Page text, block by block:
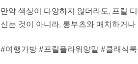
만약 색상이 다양하지 않더라도, 프릴
신는 것이 아니라, 롱부츠와 매치하거
#여행가방 #프릴플라워양말 #클래식